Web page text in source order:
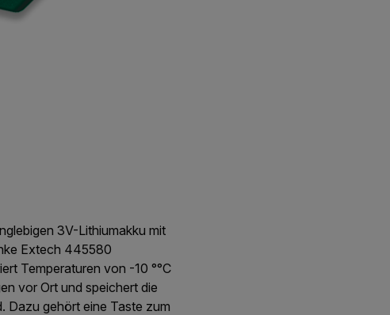
3V-Lithiumakku mit
Extech 445580
Temperaturen von -10 °°C
vor Ort und speichert die
Dazu gehört eine Taste zum